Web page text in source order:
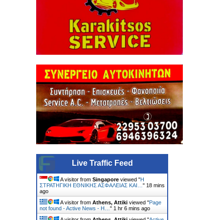
Live Traffic Feed
A visitor from Singapore viewed "Η
ΣΤΡΑΤΗΓΙΚΗ ΕΘΝΙΚΗΣ ΑΣΦΑΛΕΙΑΣ ΚΑΙ… " 18 mins
ago
A visitor from Athens, Attiki viewed "Page
not found - Active News - Η… " 1 hr 6 mins ago